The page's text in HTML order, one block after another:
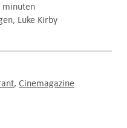
minuten
Luke Kirby
Cinemagazine